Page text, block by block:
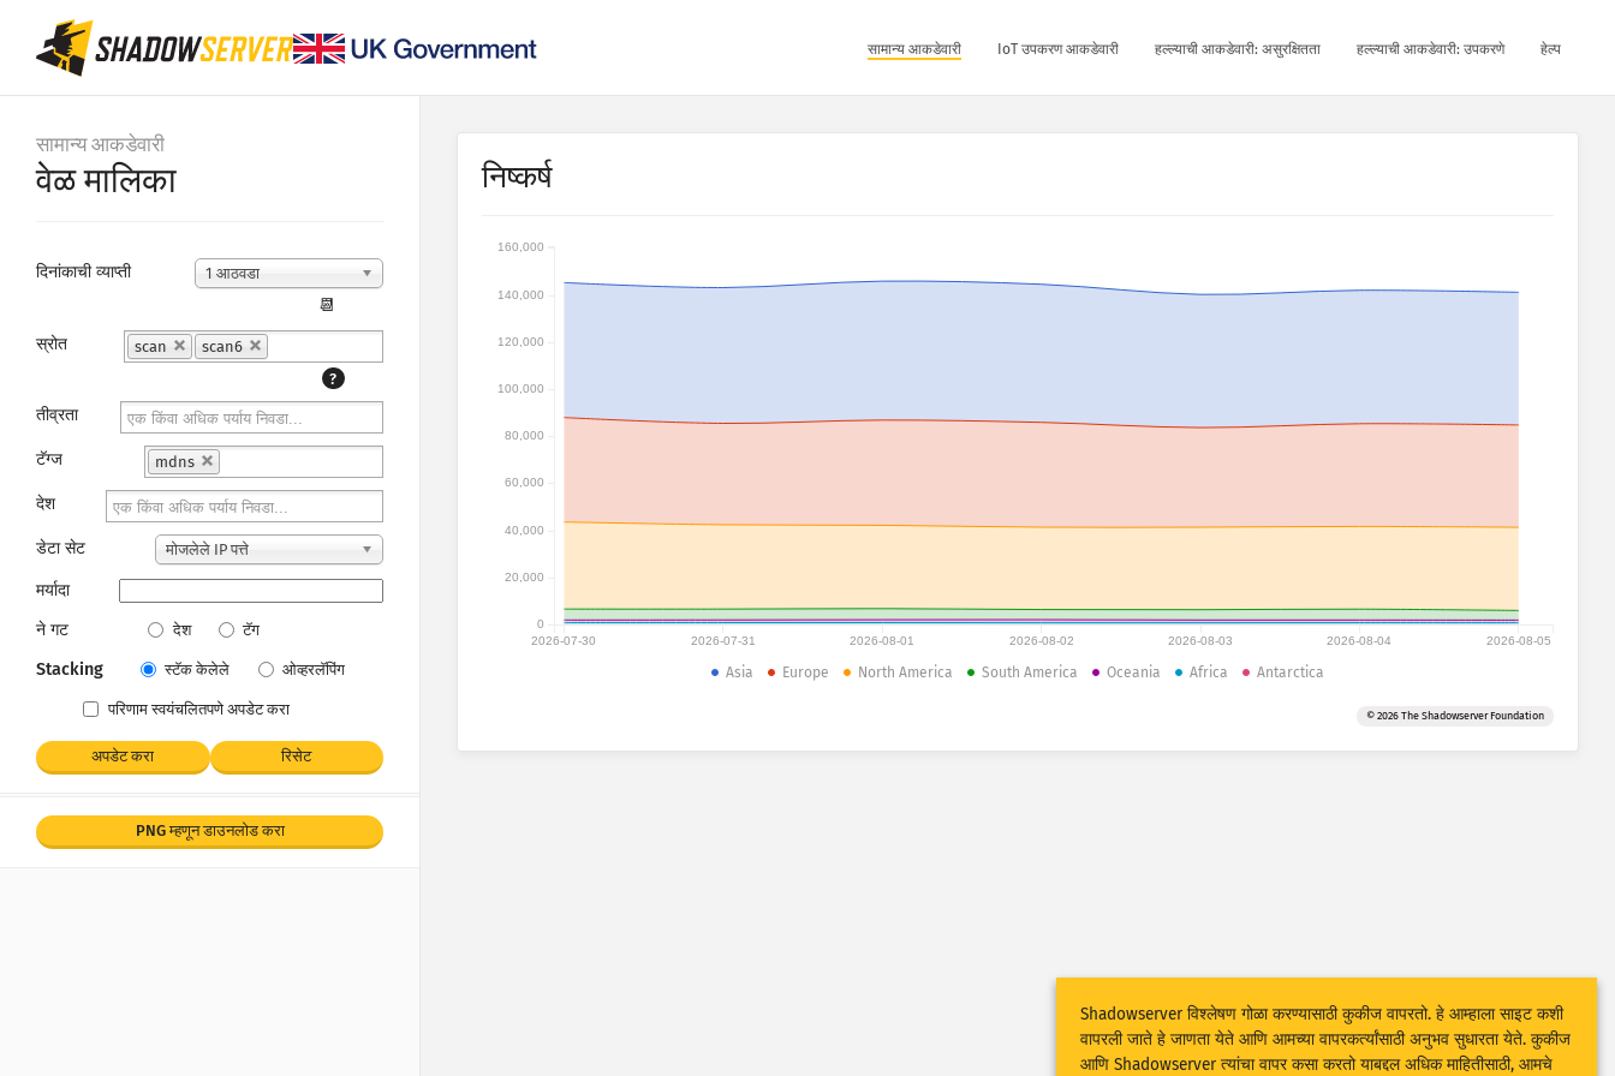
सामान्य आकडेवारी IoT उपकरण आकडेवारी हल्ल्याची आकडेवारी: असुरक्षितता हल्ल्याची आकडेवारी: उपकरणे हेल्प
सामान्य आकडेवारी
वेळ मालिका
दिनांकाची व्याप्ती 1 आठवडा
📆
स्रोत
scan
scan6
?
तीव्रता
टॅग्ज mdns
देश
डेटा सेट मोजलेले IP पत्ते
मर्यादा
ने गट
देश टॅग
Stacking स्टॅक केलेले ओव्हरलॅपिंग
परिणाम स्वयंचलितपणे अपडेट करा
अपडेट करा रिसेट
PNG म्हणून डाउनलोड करा
निष्कर्ष
2026-07-30 2026-07-31 2026-08-01 2026-08-02 2026-08-03 2026-08-04 2026-08-05
0
20,000
40,000
60,000
80,000
100,000
120,000
140,000
160,000
Asia Europe North America South America Oceania Africa Antarctica
© 2026 The Shadowserver Foundation
Shadowserver विश्लेषण गोळा करण्यासाठी कुकीज वापरतो. हे आम्हाला साइट कशी
वापरली जाते हे जाणता येते आणि आमच्या वापरकर्त्यांसाठी अनुभव सुधारता येते. कुकीज
आणि Shadowserver त्यांचा वापर कसा करतो याबद्दल अधिक माहितीसाठी, आमचे